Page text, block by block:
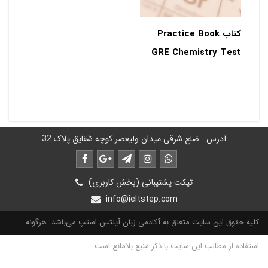
کتاب Practice Book
GRE Chemistry Test
آدرس : ضلع شرقی میدان ولیعصر کوچه شقایق پلاک 32
تیکت پشتیبانی (بخش کاربری)
info@ieltstep.com
کلیه حقوق این سایت متعلق به آکادمی زبان آیلتس استپ می‌باشد. هرگونه
استفاده از مطالب این سایت با ذکر منبع بلامانع است.